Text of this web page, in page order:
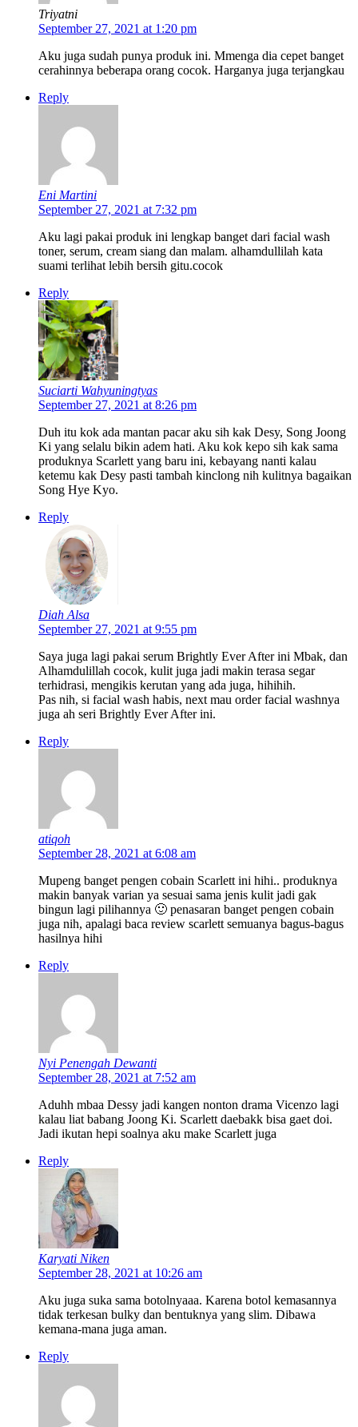
Triyatni
September 27, 2021 at 1:20 pm
Aku juga sudah punya produk ini. Mmenga dia cepet banget
cerahinnya beberapa orang cocok. Harganya juga terjangkau
Reply
Eni Martini
September 27, 2021 at 7:32 pm
Aku lagi pakai produk ini lengkap banget dari facial wash
toner, serum, cream siang dan malam. alhamdullilah kata
suami terlihat lebih bersih gitu.cocok
Reply
Suciarti Wahyuningtyas
September 27, 2021 at 8:26 pm
Duh itu kok ada mantan pacar aku sih kak Desy, Song Joong
Ki yang selalu bikin adem hati. Aku kok kepo sih kak sama
produknya Scarlett yang baru ini, kebayang nanti kalau
ketemu kak Desy pasti tambah kinclong nih kulitnya bagaikan
Song Hye Kyo.
Reply
Diah Alsa
September 27, 2021 at 9:55 pm
Saya juga lagi pakai serum Brightly Ever After ini Mbak, dan
Alhamdulillah cocok, kulit juga jadi makin terasa segar
terhidrasi, mengikis kerutan yang ada juga, hihihih.
Pas nih, si facial wash habis, next mau order facial washnya
juga ah seri Brightly Ever After ini.
Reply
atiqoh
September 28, 2021 at 6:08 am
Mupeng banget pengen cobain Scarlett ini hihi.. produknya
makin banyak varian ya sesuai sama jenis kulit jadi gak
bingun lagi pilihannya 🙂 penasaran banget pengen cobain
juga nih, apalagi baca review scarlett semuanya bagus-bagus
hasilnya hihi
Reply
Nyi Penengah Dewanti
September 28, 2021 at 7:52 am
Aduhh mbaa Dessy jadi kangen nonton drama Vicenzo lagi
kalau liat babang Joong Ki. Scarlett daebakk bisa gaet doi.
Jadi ikutan hepi soalnya aku make Scarlett juga
Reply
Karyati Niken
September 28, 2021 at 10:26 am
Aku juga suka sama botolnyaaa. Karena botol kemasannya
tidak terkesan bulky dan bentuknya yang slim. Dibawa
kemana-mana juga aman.
Reply